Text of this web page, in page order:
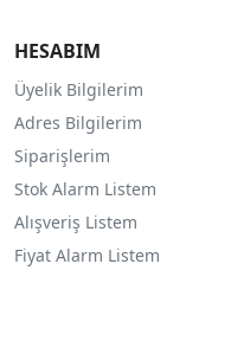
HESABIM
Üyelik Bilgilerim
Adres Bilgilerim
Siparişlerim
Stok Alarm Listem
Alışveriş Listem
Fiyat Alarm Listem